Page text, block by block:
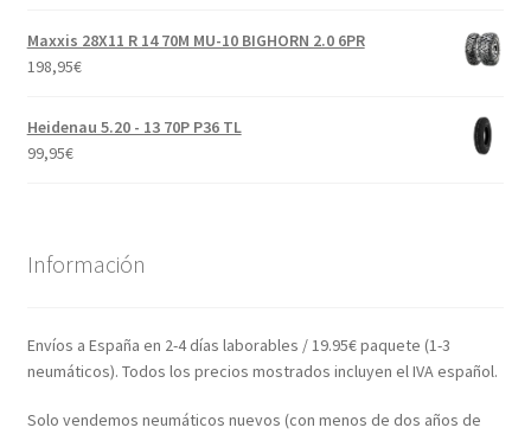
Maxxis 28X11 R 14 70M MU-10 BIGHORN 2.0 6PR
198,95€
Heidenau 5.20 - 13 70P P36 TL
99,95€
Información
Envíos a España en 2-4 días laborables / 19.95€ paquete (1-3
neumáticos). Todos los precios mostrados incluyen el IVA español.
Solo vendemos neumáticos nuevos (con menos de dos años de